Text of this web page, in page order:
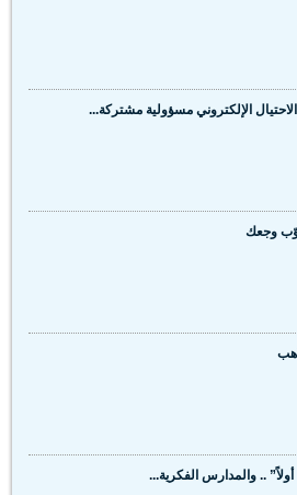
الإلكتروني مسؤولية مشتركة...
وجعك
أولاً” .. والمدارس الفكرية...